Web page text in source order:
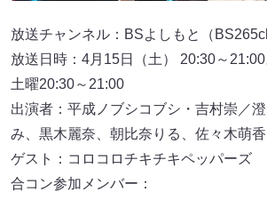
放送チャンネル：BSよしもと（
放送日時：4月15日（土） 20:30～
土曜20:30～21:00
出演者：平成ノブシコブシ・吉村崇／
み、黒木麗奈、朝比奈りる、佐々木萌香
ゲスト：コロコロチキチキペッパーズ
合コン参加メンバー：